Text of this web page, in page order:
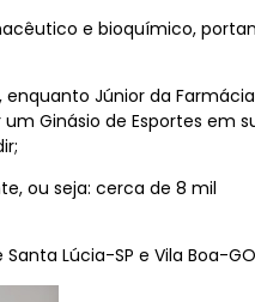
e bioquímico,
Júnior da
Ginásio de Esportes em
ou seja: cerca de 8 mil
Lúcia-SP e Vila Boa-